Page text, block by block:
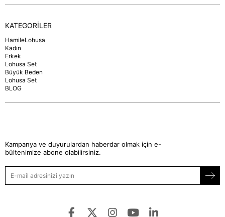
KATEGORİLER
HamileLohusa
Kadın
Erkek
Lohusa Set
Büyük Beden
Lohusa Set
BLOG
Kampanya ve duyurulardan haberdar olmak için e-
bültenimize abone olabilirsiniz.